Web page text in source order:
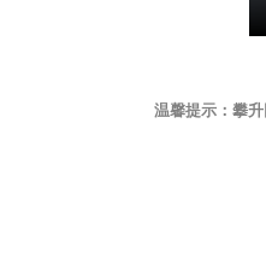
温馨提示：攀